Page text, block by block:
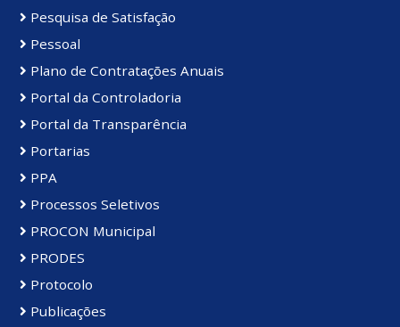
Pesquisa de Satisfação
Pessoal
Plano de Contratações Anuais
Portal da Controladoria
Portal da Transparência
Portarias
PPA
Processos Seletivos
PROCON Municipal
PRODES
Protocolo
Publicações